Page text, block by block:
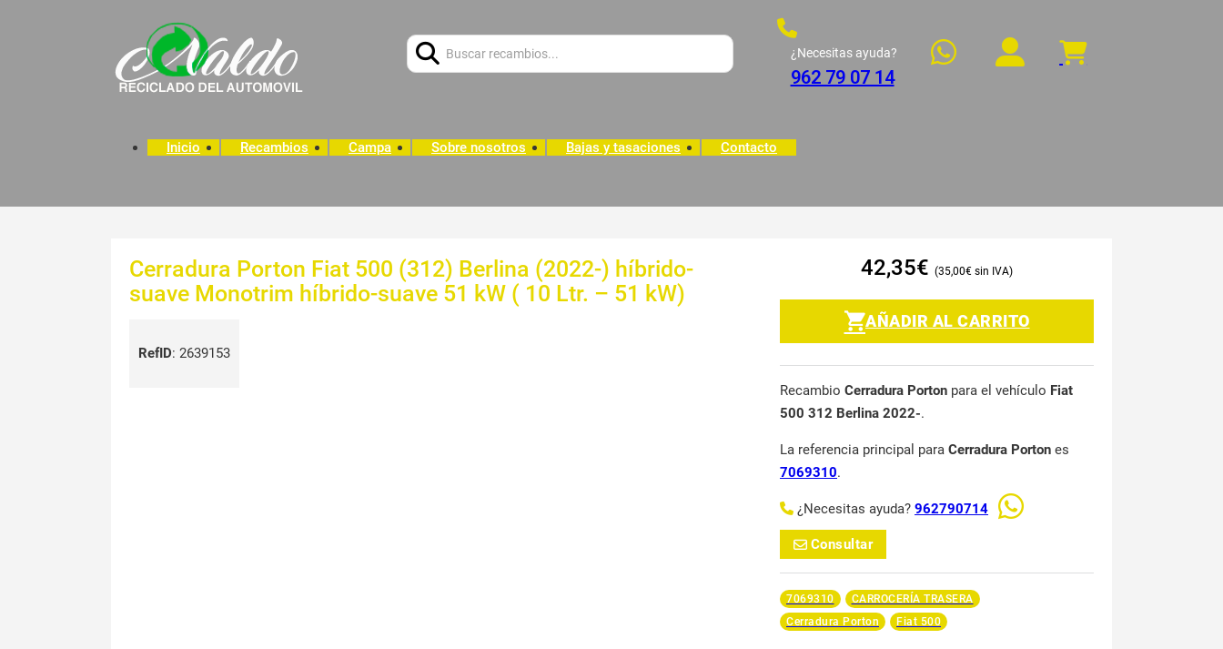
¿Necesitas ayuda?
962 79 07 14
Inicio Recambios Campa Sobre nosotros Bajas y tasaciones Contacto
Cerradura Porton Fiat 500 (312) Berlina (2022-) híbrido-
suave Monotrim híbrido-suave 51 kW ( 10 Ltr. – 51 kW)
RefID: 2639153
42,35€ 35,00€
AÑADIR AL CARRITO
Recambio Cerradura Porton para el vehículo Fiat
500 312 Berlina 2022-.
La referencia principal para Cerradura Porton es
7069310.
¿Necesitas ayuda? 962790714
Consultar
7069310
CARROCERÍA TRASERA
Cerradura Porton
Fiat 500